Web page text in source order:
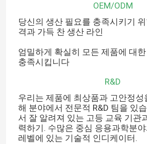
OEM/ODM
당신의 생산 필요를 충족시키기
격과 가득 찬 생산 라인
엄밀하게 확실히 모든 제품에 대
충족시킵니다
R&D
우리는 제품에 최상품과 고안정성
해 분야에서 전문적 R&D 팀을 있
서 잘 알려져 있는 고등 교육 기관
력하기. 수많은 중심 응용과학분
레벨에 있는 기술적 인디케이터.